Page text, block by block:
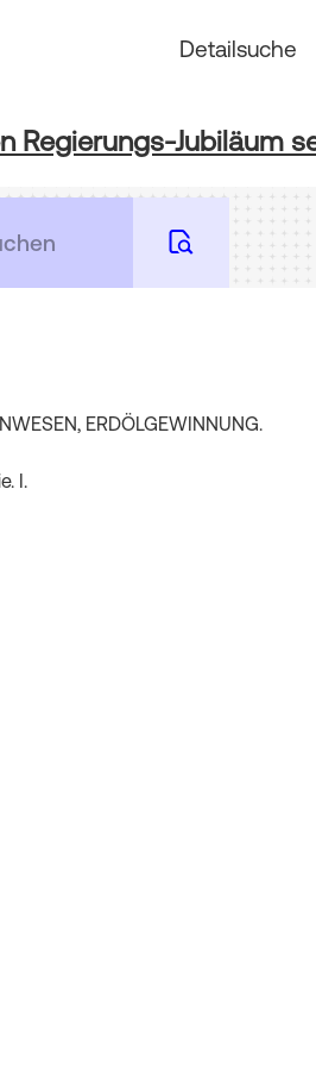
Detailsuche
Jubiläum
, ERDÖLGEWINNUNG.
. I.